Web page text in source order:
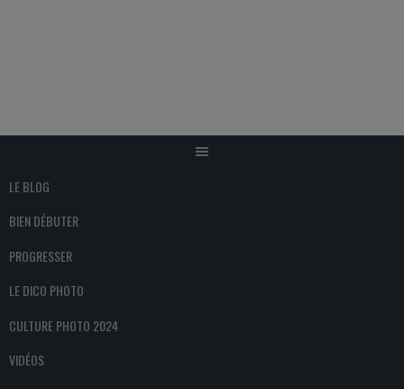
LE BLOG
BIEN DÉBUTER
PROGRESSER
LE DICO PHOTO
CULTURE PHOTO 2024
VIDÉOS